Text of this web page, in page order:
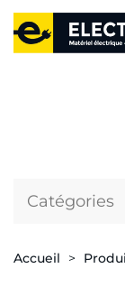
Catégories
Accueil